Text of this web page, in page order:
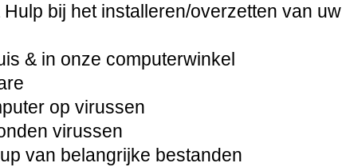
bij het installeren/overzetten van uw
& in onze computerwinkel
op virussen
virussen
van belangrijke bestanden